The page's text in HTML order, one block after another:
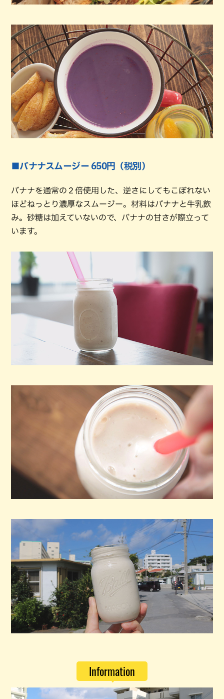
■バナナスムージー 650円（税別）
バナナを通常の２倍使用した、逆さにしてもこぼれない
ほどねっとり濃厚なスムージー。材料はバナナと牛乳飲
み。砂糖は加えていないので、バナナの甘さが際立って
います。
Information